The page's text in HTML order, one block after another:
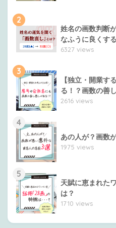
2
姓名の画数判断
なふうに良くす
6327 views
3
【独立・開業す
る！？画数の善
2616 views
4
あの人が？画数
1975 views
5
天賦に恵まれた
は？
1710 views